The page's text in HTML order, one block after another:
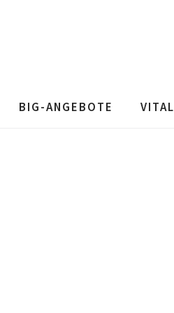
BIG-ANGEBOTE VITAL